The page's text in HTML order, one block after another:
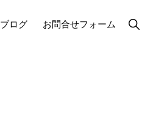
ブログ お問合せフォーム Show
Search